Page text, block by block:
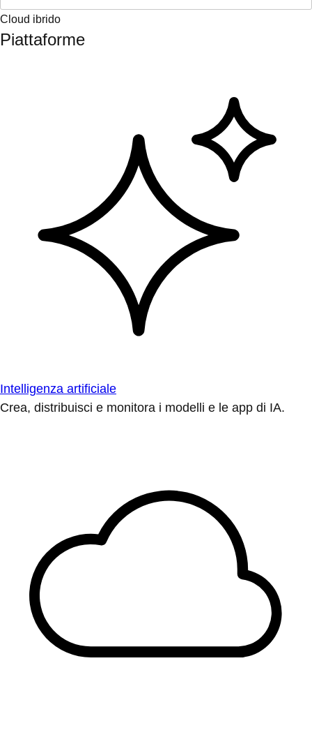
Cloud ibrido
Piattaforme
Intelligenza artificiale
Crea, distribuisci e monitora i modelli e le app di IA.